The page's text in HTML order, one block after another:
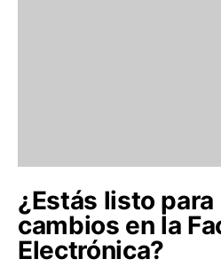
¿Estás listo
cambios en la
Electrónica?